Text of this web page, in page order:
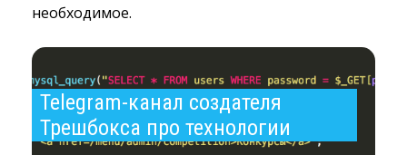
необходимое.
Telegram-канал создателя
Трешбокса про технологии